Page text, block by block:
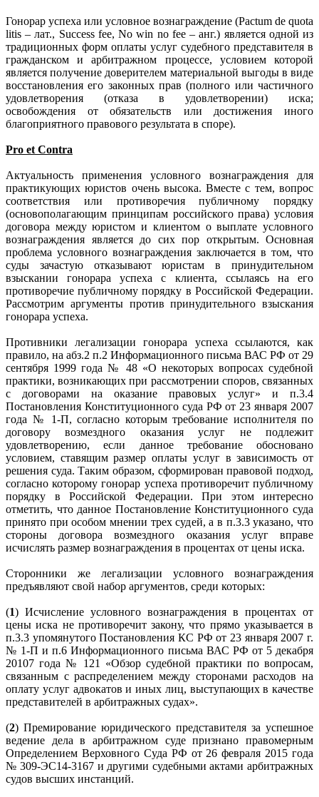
Гонорар успеха или условное вознаграждение (Pactum de quota
litis – лат., Success fee, No win no fee – анг.) является одной из
традиционных форм оплаты услуг судебного представителя в
гражданском и арбитражном процессе, условием которой
является получение доверителем материальной выгоды в виде
восстановления его законных прав (полного или частичного
удовлетворения (отказа в удовлетворении) иска;
освобождения от обязательств или достижения иного
благоприятного правового результата в споре).
Pro et Contra
Актуальность применения условного вознаграждения для
практикующих юристов очень высока. Вместе с тем, вопрос
соответствия или противоречия публичному порядку
(основополагающим принципам российского права) условия
договора между юристом и клиентом о выплате условного
вознаграждения является до сих пор открытым. Основная
проблема условного вознаграждения заключается в том, что
суды зачастую отказывают юристам в принудительном
взыскании гонорара успеха с клиента, ссылаясь на его
противоречие публичному порядку в Российской Федерации.
Рассмотрим аргументы против принудительного взыскания
гонорара успеха.
Противники легализации гонорара успеха ссылаются, как
правило, на абз.2 п.2 Информационного письма ВАС РФ от 29
сентября 1999 года № 48 «О некоторых вопросах судебной
практики, возникающих при рассмотрении споров, связанных
с договорами на оказание правовых услуг» и п.3.4
Постановления Конституционного суда РФ от 23 января 2007
года № 1-П, согласно которым требование исполнителя по
договору возмездного оказания услуг не подлежит
удовлетворению, если данное требование обосновано
условием, ставящим размер оплаты услуг в зависимость от
решения суда. Таким образом, сформирован правовой подход,
согласно которому гонорар успеха противоречит публичному
порядку в Российской Федерации. При этом интересно
отметить, что данное Постановление Конституционного суда
принято при особом мнении трех судей, а в п.3.3 указано, что
стороны договора возмездного оказания услуг вправе
исчислять размер вознаграждения в процентах от цены иска.
Сторонники же легализации условного вознаграждения
предъявляют свой набор аргументов, среди которых:
(1) Исчисление условного вознаграждения в процентах от
цены иска не противоречит закону, что прямо указывается в
п.3.3 упомянутого Постановления КС РФ от 23 января 2007 г.
№ 1-П и п.6 Информационного письма ВАС РФ от 5 декабря
20107 года № 121 «Обзор судебной практики по вопросам,
связанным с распределением между сторонами расходов на
оплату услуг адвокатов и иных лиц, выступающих в качестве
представителей в арбитражных судах».
(2) Премирование юридического представителя за успешное
ведение дела в арбитражном суде признано правомерным
Определением Верховного Суда РФ от 26 февраля 2015 года
№ 309-ЭС14-3167 и другими судебными актами арбитражных
судов высших инстанций.